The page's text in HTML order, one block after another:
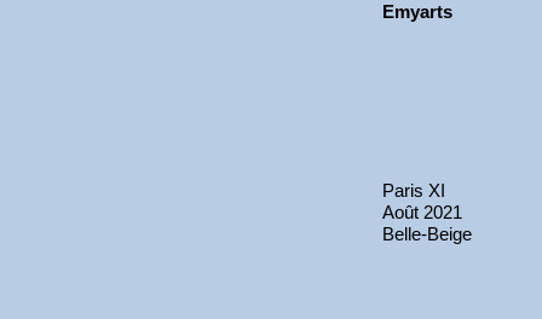
Emyarts
Paris XI
Août 2021
Belle-Beige